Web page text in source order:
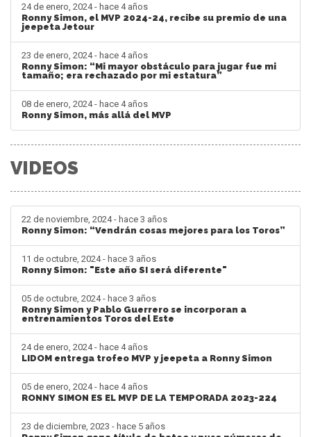
24 de enero, 2024 - hace 4 años
Ronny Simon, el MVP 2024-24, recibe su premio de una
jeepeta Jetour
23 de enero, 2024 - hace 4 años
Ronny Simon: “Mi mayor obstáculo para jugar fue mi
tamaño; era rechazado por mi estatura”
08 de enero, 2024 - hace 4 años
Ronny Simon, más allá del MVP
VIDEOS
22 de noviembre, 2024 - hace 3 años
Ronny Simon: “Vendrán cosas mejores para los Toros”
11 de octubre, 2024 - hace 3 años
Ronny Simon: "Este año SI será diferente"
05 de octubre, 2024 - hace 3 años
Ronny Simon y Pablo Guerrero se incorporan a
entrenamientos Toros del Este
24 de enero, 2024 - hace 4 años
LIDOM entrega trofeo MVP y jeepeta a Ronny Simon
05 de enero, 2024 - hace 4 años
RONNY SIMON ES EL MVP DE LA TEMPORADA 2023-224
23 de diciembre, 2023 - hace 5 años